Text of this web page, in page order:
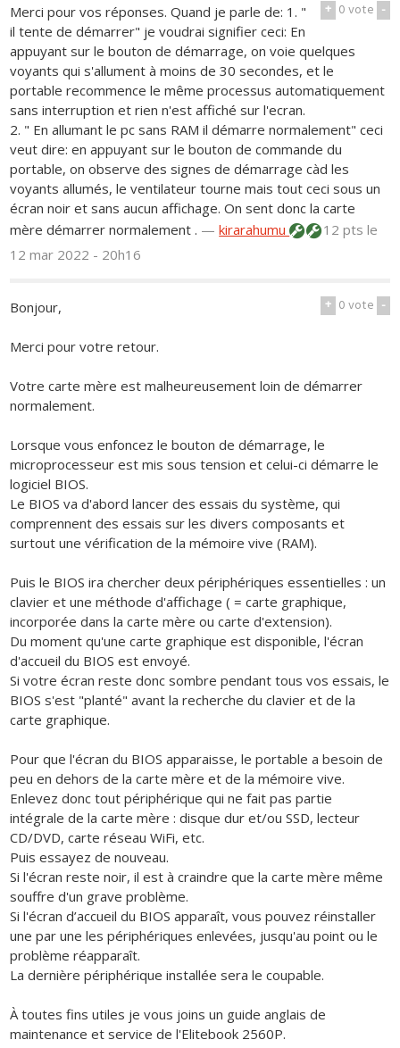
+ 0vote -
Merci pour vos réponses. Quand je parle de: 1. "
il tente de démarrer" je voudrai signifier ceci: En
appuyant sur le bouton de démarrage, on voie quelques
voyants qui s'allument à moins de 30 secondes, et le
portable recommence le même processus automatiquement
sans interruption et rien n'est affiché sur l'ecran.
2. " En allumant le pc sans RAM il démarre normalement" ceci
veut dire: en appuyant sur le bouton de commande du
portable, on observe des signes de démarrage càd les
voyants allumés, le ventilateur tourne mais tout ceci sous un
écran noir et sans aucun affichage. On sent donc la carte
mère démarrer normalement . —kirarahumu 12 ptsle
12 mar 2022 - 20h16
+ 0vote -
Bonjour,
Merci pour votre retour.
Votre carte mère est malheureusement loin de démarrer
normalement.
Lorsque vous enfoncez le bouton de démarrage, le
microprocesseur est mis sous tension et celui-ci démarre le
logiciel BIOS.
Le BIOS va d'abord lancer des essais du système, qui
comprennent des essais sur les divers composants et
surtout une vérification de la mémoire vive (RAM).
Puis le BIOS ira chercher deux périphériques essentielles : un
clavier et une méthode d'affichage ( = carte graphique,
incorporée dans la carte mère ou carte d'extension).
Du moment qu'une carte graphique est disponible, l'écran
d'accueil du BIOS est envoyé.
Si votre écran reste donc sombre pendant tous vos essais, le
BIOS s'est "planté" avant la recherche du clavier et de la
carte graphique.
Pour que l'écran du BIOS apparaisse, le portable a besoin de
peu en dehors de la carte mère et de la mémoire vive.
Enlevez donc tout périphérique qui ne fait pas partie
intégrale de la carte mère : disque dur et/ou SSD, lecteur
CD/DVD, carte réseau WiFi, etc.
Puis essayez de nouveau.
Si l'écran reste noir, il est à craindre que la carte mère même
souffre d'un grave problème.
Si l'écran d’accueil du BIOS apparaît, vous pouvez réinstaller
une par une les périphériques enlevées, jusqu'au point ou le
problème réapparaît.
La dernière périphérique installée sera le coupable.
À toutes fins utiles je vous joins un guide anglais de
maintenance et service de l'Elitebook 2560P.